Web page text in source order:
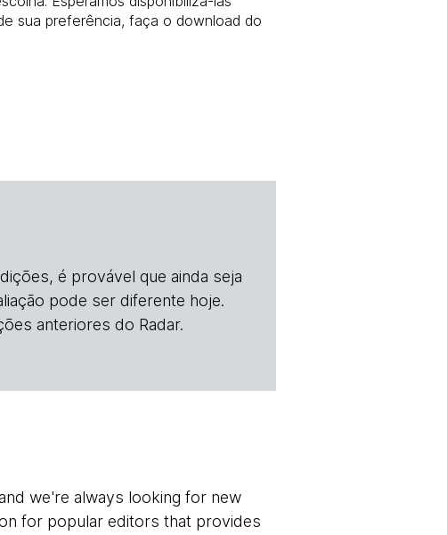
sua preferência, faça o download do
é provável que ainda seja
pode ser diferente hoje.
anteriores do Radar.
we're always looking for new
for popular editors that provides